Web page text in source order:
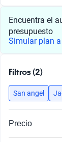
Busca por
Busca por
Busca por
Busca por año
Encuentra el
presupuesto
Simular plan
Filtros (2)
San angel
Precio